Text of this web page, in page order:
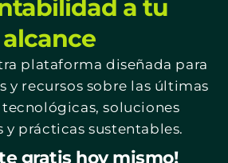
a tu
alcance
plataforma diseñada para
y recursos sobre las últimas
soluciones
y prácticas sustentables.
gratis hoy mismo!